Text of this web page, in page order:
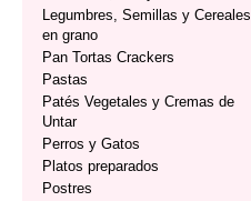
Legumbres, Semillas y Cereales
en grano
Pan Tortas Crackers
Pastas
Patés Vegetales y Cremas de
Untar
Perros y Gatos
Platos preparados
Postres